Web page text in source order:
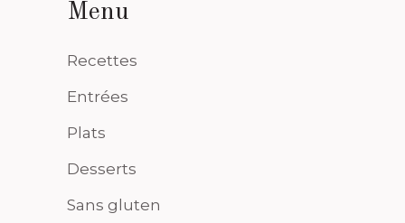
Menu
Recettes
Entrées
Plats
Desserts
Sans gluten